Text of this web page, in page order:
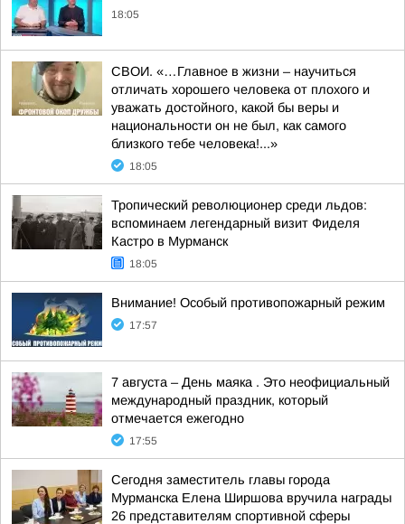
18:05
СВОИ. «…Главное в жизни – научиться
отличать хорошего человека от плохого и
уважать достойного, какой бы веры и
национальности он не был, как самого
близкого тебе человека!...»
18:05
Тропический революционер среди льдов:
вспоминаем легендарный визит Фиделя
Кастро в Мурманск
18:05
Внимание! Особый противопожарный режим
17:57
7 августа – День маяка . Это неофициальный
международный праздник, который
отмечается ежегодно
17:55
Сегодня заместитель главы города
Мурманска Елена Ширшова вручила награды
26 представителям спортивной сферы